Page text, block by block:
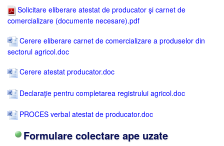
Solicitare eliberare atestat de producator şi carnet de
comercializare (documente necesare).pdf
Cerere eliberare carnet de comercializare a produselor din
sectorul agricol.doc
Cerere atestat producator.doc
Declaraţie pentru completarea registrului agricol.doc
PROCES verbal atestat de producator.doc
Formulare colectare ape uzate